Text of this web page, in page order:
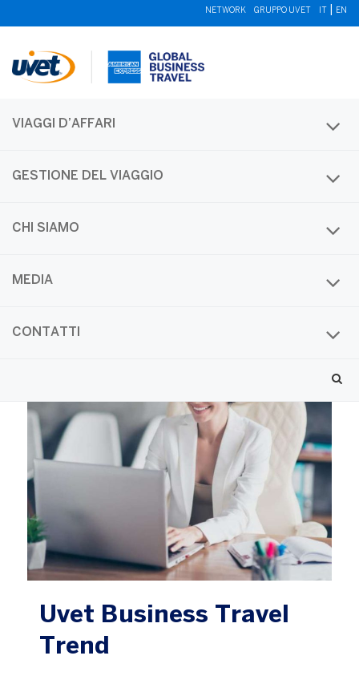
NETWORK GRUPPO UVET EN
VIAGGI D’AFFARI
GESTIONE DEL VIAGGIO
CHI SIAMO
MEDIA
CONTATTI
Uvet Business Travel
Trend